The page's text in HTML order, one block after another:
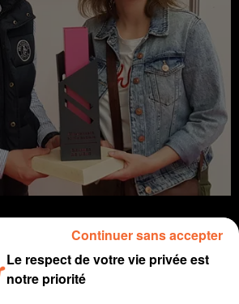
Le respect de votre vie privée est
notre priorité
Continuer sans accepter